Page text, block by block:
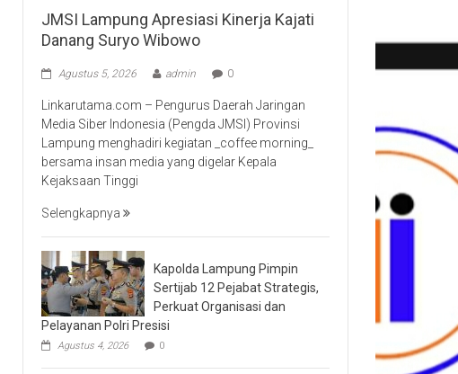
JMSI Lampung Apresiasi Kinerja Kajati
Danang Suryo Wibowo
Agustus 5, 2026 admin 0
Linkarutama.com – Pengurus Daerah Jaringan
Media Siber Indonesia (Pengda JMSI) Provinsi
Lampung menghadiri kegiatan _coffee morning_
bersama insan media yang digelar Kepala
Kejaksaan Tinggi
Selengkapnya
Kapolda Lampung Pimpin
Sertijab 12 Pejabat Strategis,
Perkuat Organisasi dan
Pelayanan Polri Presisi
Agustus 4, 2026 0